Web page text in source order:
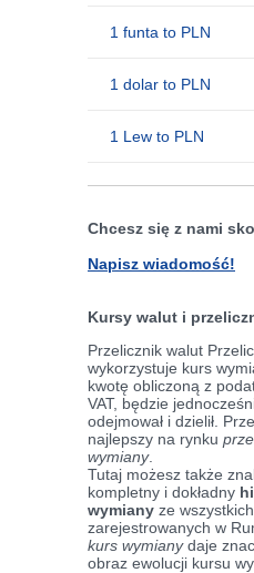
1 funta to PLN
1 dolar to PLN
1 Lew to PLN
Chcesz się z nami
Napisz wiadomość!
Kursy walut i
Przelicznik walut
wykorzystuje kurs
kwotę obliczoną z
VAT, będzie
odejmował i dzielił.
najlepszy na rynku
wymiany.
Tutaj możesz także
kompletny i dokładny
wymiany ze
zarejestrowanych w
kurs wymianydaje
obraz ewolucji kursu